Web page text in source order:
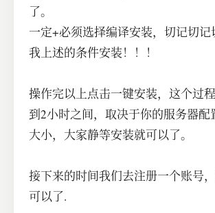
了。
一定+必须选择编译安装，切记切记
我上述的条件安装！！！
操作完以上点击一键安装，这个过
到2小时之间，取决于你的服务器配
大小，大家静等安装就可以了。
接下来的时间我们去注册一个账号
可以了.